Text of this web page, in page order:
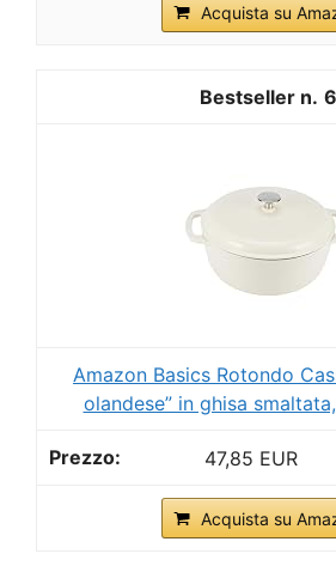
Acquista su
6
Amazon Basics Rotondo
olandese” in ghisa
47,85 EUR
Acquista su